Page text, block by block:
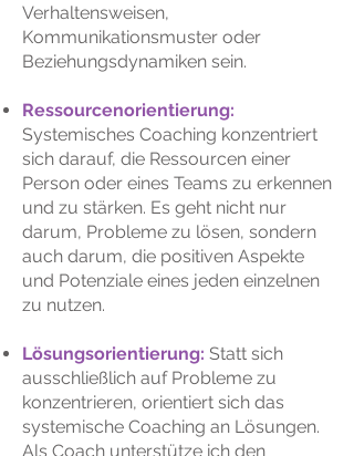
Verhaltensweisen,
Kommunikationsmuster oder
Beziehungsdynamiken sein.
Ressourcenorientierung:
Systemisches Coaching konzentriert
sich darauf, die Ressourcen einer
Person oder eines Teams zu erkennen
und zu stärken. Es geht nicht nur
darum, Probleme zu lösen, sondern
auch darum, die positiven Aspekte
und Potenziale eines jeden einzelnen
zu nutzen.
Lösungsorientierung: Statt sich
ausschließlich auf Probleme zu
konzentrieren, orientiert sich das
systemische Coaching an Lösungen.
Als Coach unterstütze ich den